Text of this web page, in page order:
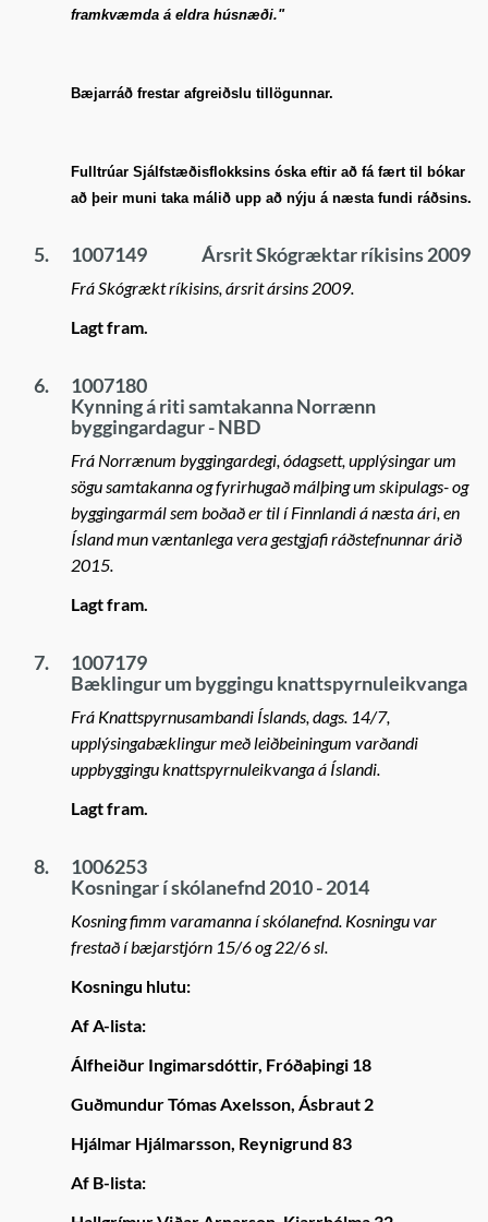
framkvæmda á eldra húsnæði."
Bæjarráð frestar afgreiðslu tillögunnar.
Fulltrúar Sjálfstæðisflokksins óska eftir að fá fært til bókar
að þeir muni taka málið upp að nýju á næsta fundi ráðsins.
5. 1007149 Ársrit Skógræktar ríkisins 2009
Frá Skógrækt ríkisins, ársrit ársins 2009.
Lagt fram.
6.
1007180
Kynning á riti samtakanna Norrænn
byggingardagur - NBD
Frá Norrænum byggingardegi, ódagsett, upplýsingar um
sögu samtakanna og fyrirhugað málþing um skipulags- og
byggingarmál sem boðað er til í Finnlandi á næsta ári, en
Ísland mun væntanlega vera gestgjafi ráðstefnunnar árið
2015.
Lagt fram.
7.
1007179
Bæklingur um byggingu knattspyrnuleikvanga
Frá Knattspyrnusambandi Íslands, dags. 14/7,
upplýsingabæklingur með leiðbeiningum varðandi
uppbyggingu knattspyrnuleikvanga á Íslandi.
Lagt fram.
8.
1006253
Kosningar í skólanefnd 2010 - 2014
Kosning fimm varamanna í skólanefnd. Kosningu var
frestað í bæjarstjórn 15/6 og 22/6 sl.
Kosningu hlutu:
Af A-lista:
Álfheiður Ingimarsdóttir, Fróðaþingi 18
Guðmundur Tómas Axelsson, Ásbraut 2
Hjálmar Hjálmarsson, Reynigrund 83
Af B-lista: